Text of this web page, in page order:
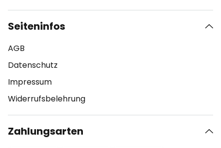
Seiteninfos
AGB
Datenschutz
Impressum
Widerrufsbelehrung
Zahlungsarten